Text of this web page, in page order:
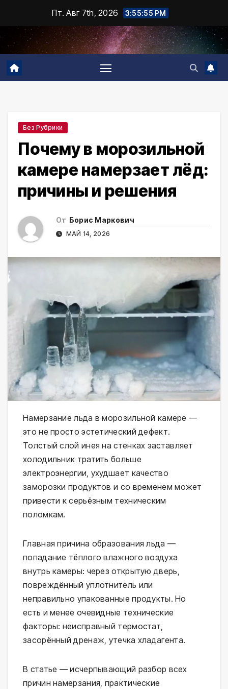
содержимому
Пт. Авг 7th, 2026 3:55:56 PM
Без Рубрики
Почему в морозильной
камере намерзает лёд:
причины и решения
От Борис Маркович
МАЙ 14, 2026
Намерзание льда в морозильной камере —
это не просто эстетический дефект.
Толстый слой инея на стенках заставляет
холодильник тратить больше
электроэнергии, ухудшает качество
заморозки продуктов и со временем может
привести к серьёзным техническим
поломкам.
Главная причина образования льда —
попадание тёплого влажного воздуха
внутрь камеры: через открытую дверь,
повреждённый уплотнитель или
неправильно упакованные продукты. Но
есть и менее очевидные технические
факторы: неисправный термостат,
засорённый дренаж, утечка хладагента.
В статье — исчерпывающий разбор всех
причин намерзания, практические